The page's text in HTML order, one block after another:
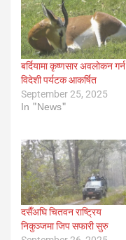
बर्दियामा कृष्णसार अवलोकन गर्न
विदेशी पर्यटक आकर्षित
September 25, 2025
In "News"
दसैँअघि चितवन राष्ट्रिय
निकुञ्जमा जिप सफारी सुरु